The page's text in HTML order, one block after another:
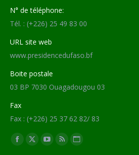
N° de téléphone:
Tél. : (+226) 25 49 83 00
URL site web
www.presidencedufaso.bf
Boite postale
03 BP 7030 Ouagadougou 03
Fax
Fax : (+226) 25 37 62 82/ 83
Trouvez nous sur :
Facebook
X
YouTube
RSS Site